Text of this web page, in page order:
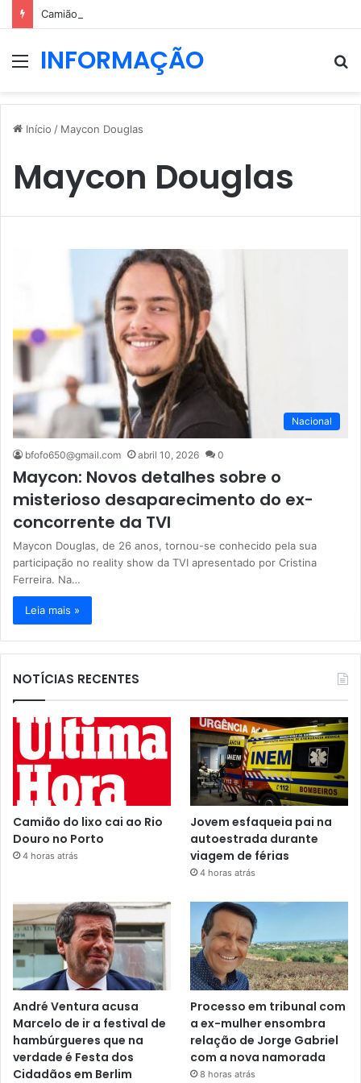
Camião do lixo cai ao Rio Douro no Porto
MenuINFORMAÇÃO
Início / Maycon Douglas
Maycon Douglas
Nacional
bfofo650@gmail.com abril 10, 2026 0
Maycon: Novos detalhes sobre o
misterioso desaparecimento do ex-
concorrente da TVI
Maycon Douglas, de 26 anos, tornou-se conhecido pela sua
participação no reality show da TVI apresentado por Cristina
Ferreira. Na…
Leia mais »
NOTÍCIAS RECENTES
Camião do lixo cai ao Rio
Douro no Porto
4 horas atrás
Jovem esfaqueia pai na
autoestrada durante
viagem de férias
4 horas atrás
André Ventura acusa
Marcelo de ir a festival de
hambúrgueres que na
verdade é Festa dos
Cidadãos em Berlim
Processo em tribunal com
a ex-mulher ensombra
relação de Jorge Gabriel
com a nova namorada
8 horas atrás